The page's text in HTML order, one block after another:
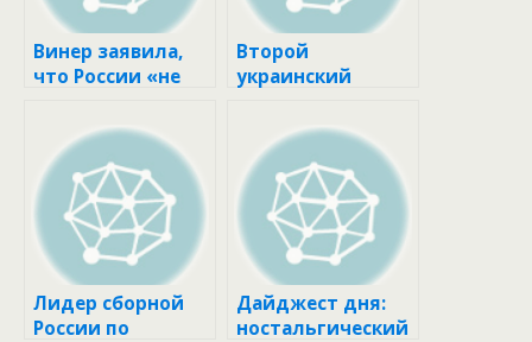
Винер заявила,
что России «не
Олимпийские
игры» :: Другие ::
РБК Спорт
Второй
украинский
от фото на
пьедестале ЧМ с
россиянином ::
Другие :: РБК
Спорт
Лидер сборной
России по
Дайджест дня:
ностальгический